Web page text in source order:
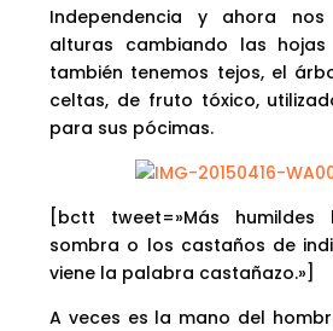
Independencia y ahora
alturas cambiando las
también tenemos tejos, el
celtas, de fruto tóxico,
para sus pócimas.
[bctt tweet=»Más
sombra o los castaños de
viene la palabra castañazo.»]
A veces es la mano del